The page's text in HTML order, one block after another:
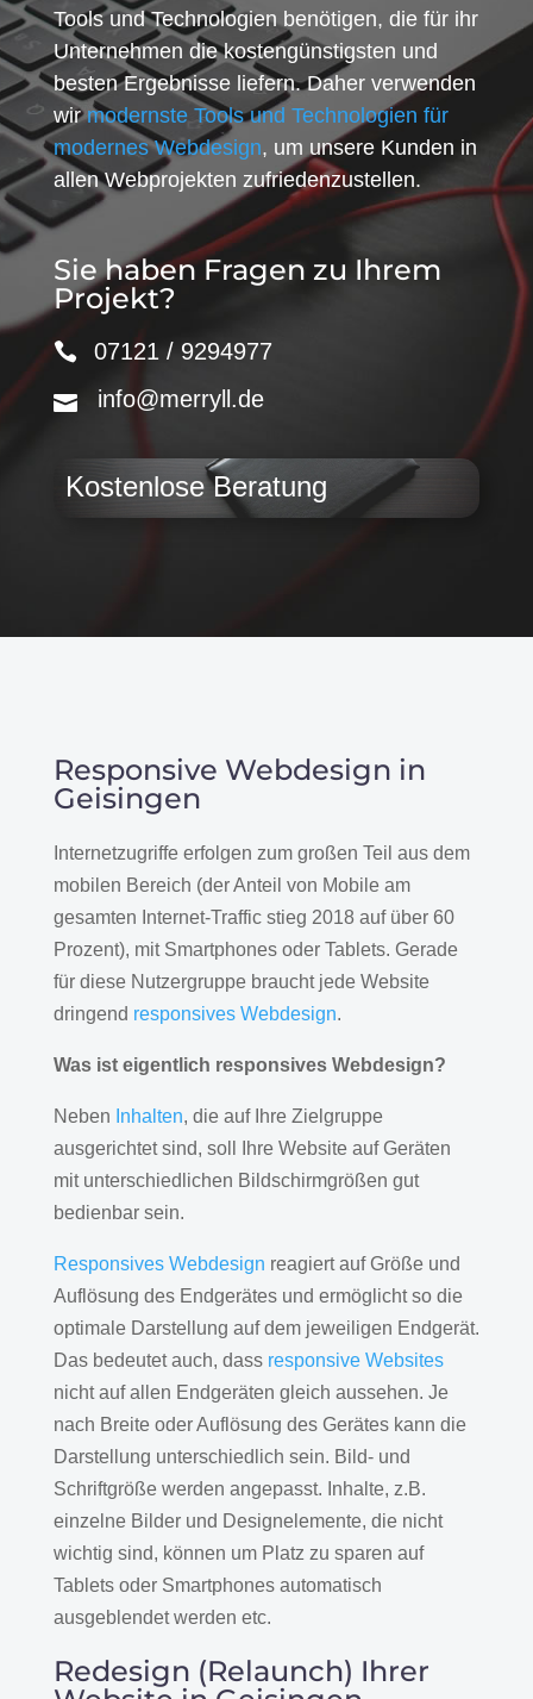
Tools und Technologien benötigen, die für ihr
Unternehmen die kostengünstigsten und
besten Ergebnisse liefern. Daher verwenden
wirmodernste Tools und Technologien für
modernes Webdesign, um unsere Kunden in
allen Webprojekten zufriedenzustellen.
Sie haben Fragen zu Ihrem
Projekt?
07121 / 9294977
info@merryll.de
Kostenlose Beratung
Responsive Webdesign in
Geisingen
Internetzugriffe erfolgen zum großen Teil aus dem
mobilen Bereich (der Anteil von Mobile am
gesamten Internet-Traffic stieg 2018 auf über 60
Prozent), mit Smartphones oder Tablets. Gerade
für diese Nutzergruppe braucht jede Website
dringend responsives Webdesign.
Was ist eigentlich responsives Webdesign?
Neben Inhalten, die auf Ihre Zielgruppe
ausgerichtet sind, soll Ihre Website auf Geräten
mit unterschiedlichen Bildschirmgrößen gut
bedienbar sein.
Responsives Webdesign reagiert auf Größe und
Auflösung des Endgerätes und ermöglicht so die
optimale Darstellung auf dem jeweiligen Endgerät.
Das bedeutet auch, dass responsive Websites
nicht auf allen Endgeräten gleich aussehen. Je
nach Breite oder Auflösung des Gerätes kann die
Darstellung unterschiedlich sein. Bild- und
Schriftgröße werden angepasst. Inhalte, z.B.
einzelne Bilder und Designelemente, die nicht
wichtig sind, können um Platz zu sparen auf
Tablets oder Smartphones automatisch
ausgeblendet werden etc.
Redesign (Relaunch) Ihrer